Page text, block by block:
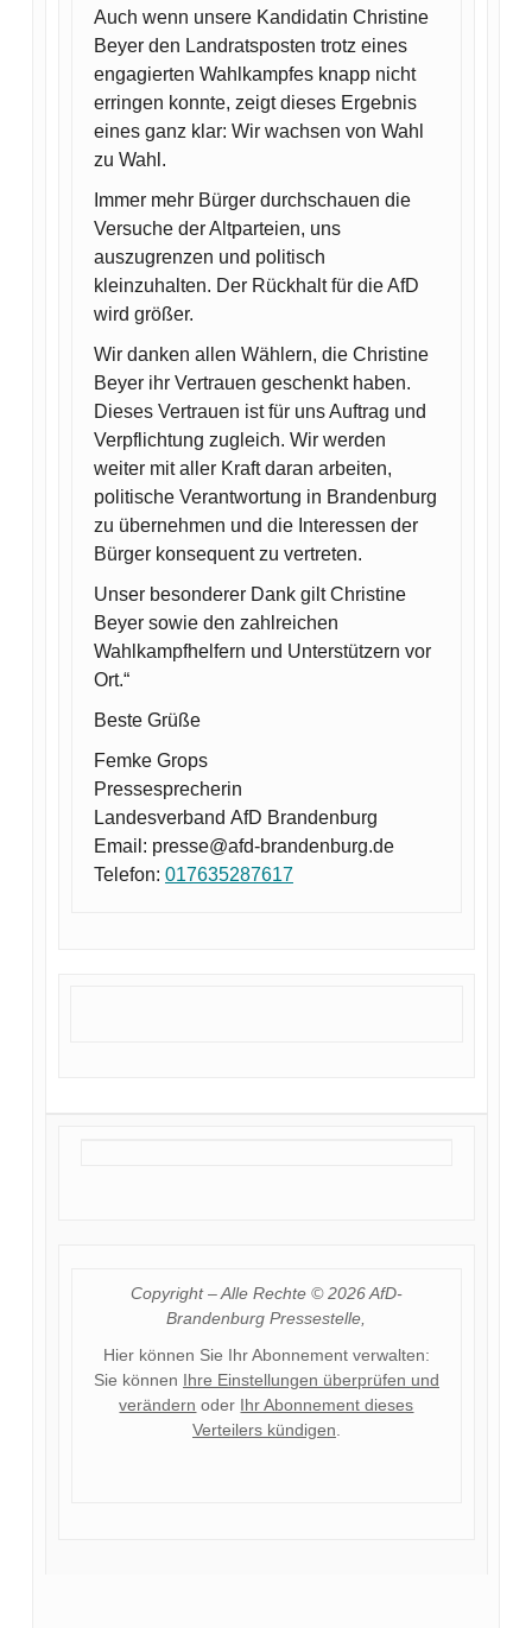
Auch wenn unsere Kandidatin Christine
Beyer den Landratsposten trotz eines
engagierten Wahlkampfes knapp nicht
erringen konnte, zeigt dieses Ergebnis
eines ganz klar: Wir wachsen von Wahl
zu Wahl.
Immer mehr Bürger durchschauen die
Versuche der Altparteien, uns
auszugrenzen und politisch
kleinzuhalten. Der Rückhalt für die AfD
wird größer.
Wir danken allen Wählern, die Christine
Beyer ihr Vertrauen geschenkt haben.
Dieses Vertrauen ist für uns Auftrag und
Verpflichtung zugleich. Wir werden
weiter mit aller Kraft daran arbeiten,
politische Verantwortung in Brandenburg
zu übernehmen und die Interessen der
Bürger konsequent zu vertreten.
Unser besonderer Dank gilt Christine
Beyer sowie den zahlreichen
Wahlkampfhelfern und Unterstützern vor
Ort.“
Beste Grüße
Femke Grops
Pressesprecherin
Landesverband AfD Brandenburg
Email: presse@afd-brandenburg.de
Telefon: 017635287617
Copyright – Alle Rechte © 2026 AfD-
Brandenburg Pressestelle,
Hier können Sie Ihr Abonnement verwalten:
Sie können Ihre Einstellungen überprüfen und
verändern oder Ihr Abonnement dieses
Verteilers kündigen